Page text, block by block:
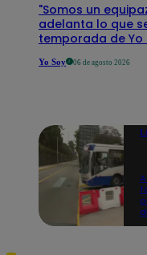
"Somos un
adelanta lo que
temporada de Yo
Yo Soy 06 de agosto 2026